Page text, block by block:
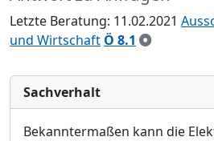
Letzte Beratung: 11.02.2021
und Wirtschaft Ö 8.1
Sachverhalt
Bekanntermaßen kann die